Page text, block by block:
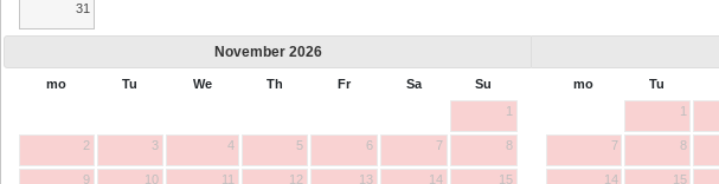
31
November 2026
mo Tu We Th Fr Sa
Su
1
2 3 4 5 6 7 8
9 10 11 12 13 14 15
mo Tu
1
7 8
14 15